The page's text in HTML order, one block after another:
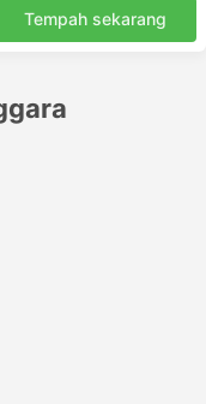
Tempah sekarang